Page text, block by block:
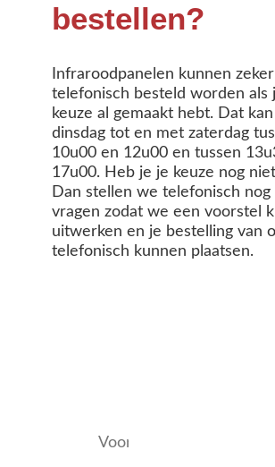
bestellen?
Infraroodpanelen kunnen zeker
telefonisch besteld worden als
keuze al gemaakt hebt. Dat
dinsdag tot en met zaterdag
10u00 en 12u00 en tussen
17u00. Heb je je keuze nog
Dan stellen we telefonisch nog
vragen zodat we een voorstel
uitwerken en je bestelling van
telefonisch kunnen plaatsen.